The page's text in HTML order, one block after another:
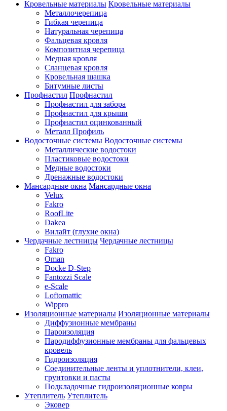
Кровельные материалы Кровельные материалы
Металлочерепица
Гибкая черепица
Натуральная черепица
Фальцевая кровля
Композитная черепица
Медная кровля
Сланцевая кровля
Кровельная шашка
Битумные листы
Профнастил Профнастил
Профнастил для забора
Профнастил для крыши
Профнастил оцинкованный
Металл Профиль
Водосточные системы Водосточные системы
Металлические водостоки
Пластиковые водостоки
Медные водостоки
Дренажные водостоки
Мансардные окна Мансардные окна
Velux
Fakro
RoofLite
Dakea
Вилайт (глухие окна)
Чердачные лестницы Чердачные лестницы
Fakro
Oman
Docke D-Step
Fantozzi Scale
e-Scale
Loftomattic
Wippro
Изоляционные материалы Изоляционные материалы
Диффузионные мембраны
Пароизоляция
Пародиффузионные мембраны для фальцевых
кровель
Гидроизоляция
Соединительные ленты и уплотнители, клеи,
грунтовки и пасты
Подкладочные гидроизоляционные ковры
Утеплитель Утеплитель
Эковер